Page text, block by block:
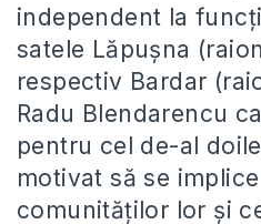
independent la
satele Lăpușna
respectiv Bardar
Radu Blendarencu
pentru cel de-al
motivat să se
comunităților lor și